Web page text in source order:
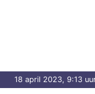
18 april 2023, 9:13